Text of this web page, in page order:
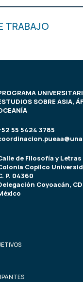
TRABAJO
SOBRE ASIA,
55 5424 3785
de Filosofía y
Copilco
P. 04360
Coyoacán,